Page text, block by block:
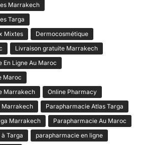
Marrakech
Targa
Mixtes
Dermocosmétique
Livraison gratuite Marrakech
En Ligne Au Maroc
Maroc
Marrakech
Online Pharmacy
Marrakech
Parapharmacie Atlas Targa
Marrakech
Parapharmacie Au Maroc
Targa
parapharmacie en ligne